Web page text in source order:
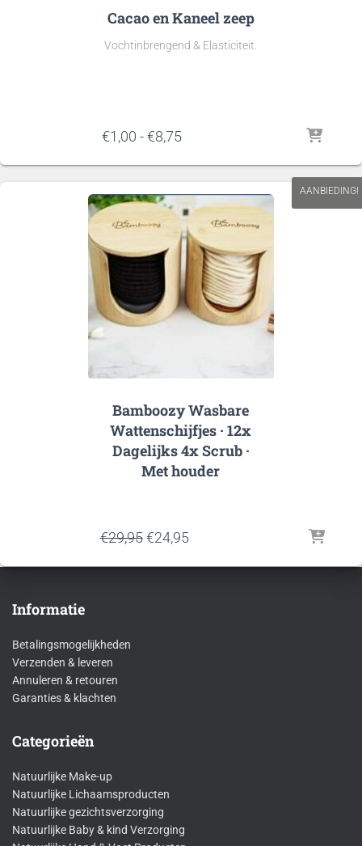
Cacao en Kaneel zeep
Vochtinbrengend & Elasticiteit.
€1,00 - €8,75Prijsklasse:
tot
AANBIEDING!
Bamboozy Wasbare
Wattenschijfjes · 12x
Dagelijks 4x Scrub ·
Met houder
€29,95 Oorspronkelijke
was:
€24,95Huidige
is:
Informatie
Betalingsmogelijkheden
Verzenden & leveren
Annuleren & retouren
Garanties & klachten
Categorieën
Natuurlijke Make-up
Natuurlijke Lichaamsproducten
Natuurlijke gezichtsverzorging
Natuurlijke Baby & kind Verzorging